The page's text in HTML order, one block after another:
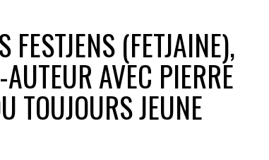
(FETJAINE),
AVEC PIERRE
TOUJOURS JEUNE